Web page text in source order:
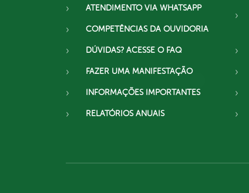
ATENDIMENTO VIA WHATSAPP
COMPETÊNCIAS DA OUVIDORIA
DÚVIDAS? ACESSE O FAQ
FAZER UMA MANIFESTAÇÃO
INFORMAÇÕES IMPORTANTES
RELATÓRIOS ANUAIS